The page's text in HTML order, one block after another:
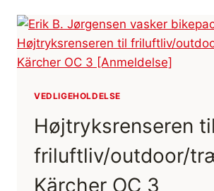
VEDLIGEHOLDELSE
Højtryksrenseren til
friluftliv/outdoor/
Kärcher OC 3